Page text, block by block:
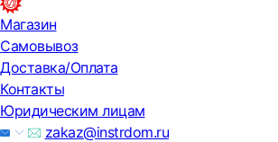
Магазин
Самовывоз
Доставка/Оплата
Контакты
Юридическим лицам
zakaz@instrdom.ru